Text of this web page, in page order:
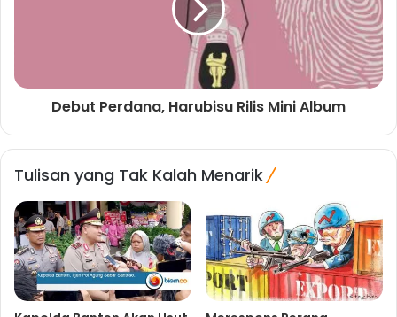
Debut Perdana, Harubisu Rilis Mini Album
Tulisan yang Tak Kalah Menarik